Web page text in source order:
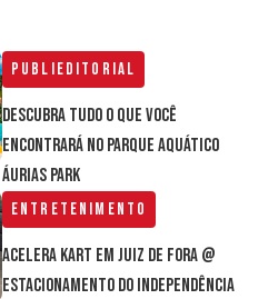
Publieditorial
Descubra tudo o que você
encontrará no parque aquático
Áurias Park
Entretenimento
Acelera Kart em Juiz de Fora @
estacionamento do Independência